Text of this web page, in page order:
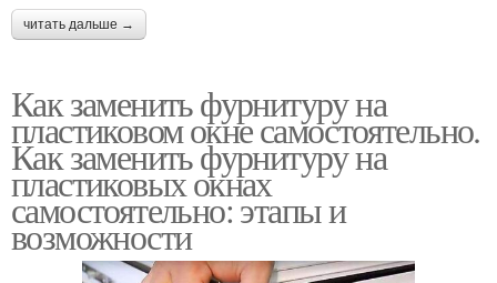
читать дальше →
Как заменить фурнитуру на
пластиковом окне самостоятельно.
Как заменить фурнитуру на
пластиковых окнах
самостоятельно: этапы и
возможности